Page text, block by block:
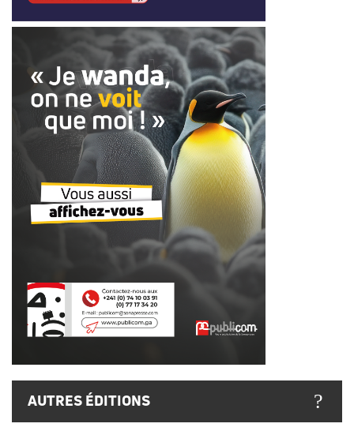
AUTRES ÉDITIONS